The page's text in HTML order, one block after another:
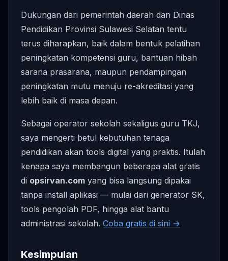
Dukungan dari pemerintah daerah dan Dinas
Pendidikan Provinsi Sulawesi Selatan tentu
terus diharapkan, baik dalam bentuk pelatihan
peningkatan kompetensi guru, bantuan hibah
sarana prasarana, maupun pendampingan
peningkatan mutu menuju re-akreditasi yang
lebih baik di masa depan.
Sebagai operator sekolah sekaligus guru TKJ,
saya mengerti betul kebutuhan tenaga
pendidikan akan tools digital yang praktis. Itulah
kenapa saya membangun beberapa alat gratis
di opsirvan.com yang bisa langsung dipakai
tanpa install aplikasi — mulai dari generator SK,
tools pengolah PDF, hingga alat bantu
administrasi sekolah. Coba gratis di sini →
Kesimpulan